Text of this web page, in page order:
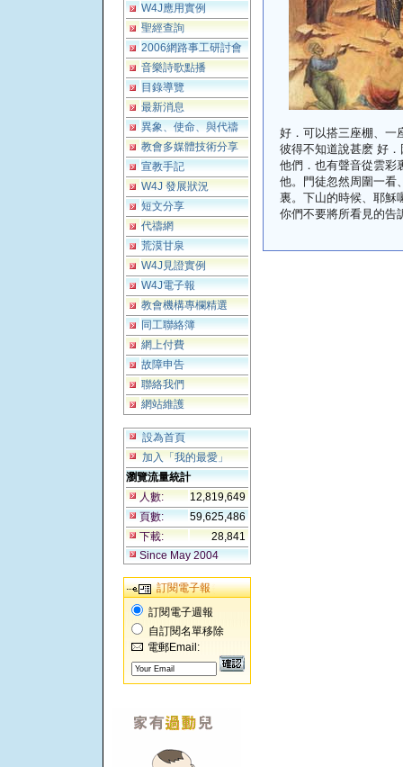
W4J應用實例
聖經查詢
2006網路事工研討會
音樂詩歌點播
目錄導覽
最新消息
異象、使命、與代禱
教會多媒體技術分享
宣教手記
W4J 發展狀況
短文分享
代禱網
荒漠甘泉
W4J見證實例
W4J電子報
教會機構專欄精選
同工聯絡簿
網上付費
故障申告
聯絡我們
網站維護
設為首頁
加入「我的最愛」
瀏覽流量統計
人數:
12,819,649
頁數:
59,625,486
下載:
28,841
Since May 2004
訂閱電子報
訂閱電子週報
自訂閱名單移除
電郵Email:
好．可以搭三座棚、一
彼得不知道說甚麽 好
他們．也有聲音從雲彩
他。門徒忽然周圍一看
裏。下山的時候、耶穌
你們不要將所看見的告